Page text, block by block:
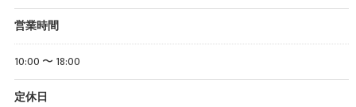
営業時間
10:00 〜 18:00
定休日